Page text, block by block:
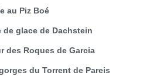
au Piz Boé
glace de Dachstein
des Roques de Garcia
du Torrent de Pareis